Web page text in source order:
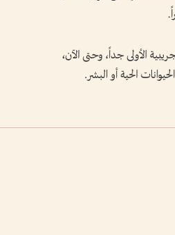
الأولى جداً، وحتى الآن،
الحية أو البشر.